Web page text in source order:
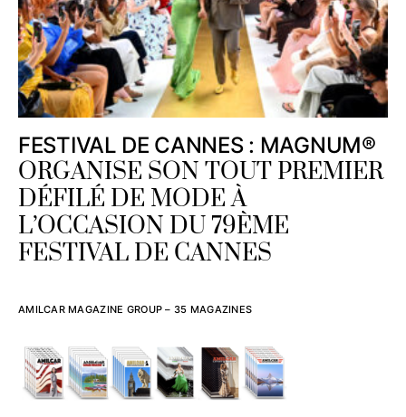
FESTIVAL DE CANNES : MAGNUM®
ORGANISE SON TOUT PREMIER
DÉFILÉ DE MODE À
L’OCCASION DU 79ÈME
FESTIVAL DE CANNES
AMILCAR MAGAZINE GROUP – 35 MAGAZINES